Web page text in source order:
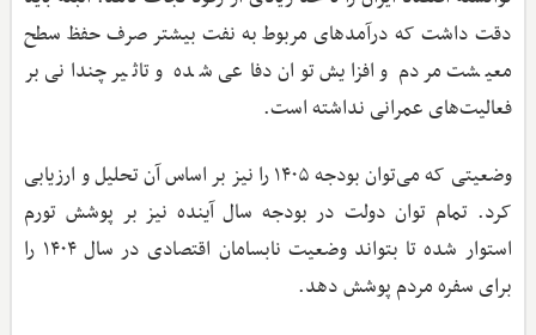
دقت داشت که درآمدهای مربوط به نفت بیشتر صرف حفظ سطح
معیشت مردم و افزایش توان دفاعی شده و تاثیر چندانی بر
فعالیت‌های عمرانی نداشته است.
وضعیتی که می‌توان بودجه ۱۴۰۵ را نیز بر اساس آن تحلیل و ارزیابی
کرد. تمام توان دولت در بودجه سال آینده نیز بر پوشش تورم
استوار شده تا بتواند وضعیت نابسامان اقتصادی در سال ۱۴۰۴ را
برای سفره مردم پوشش دهد.